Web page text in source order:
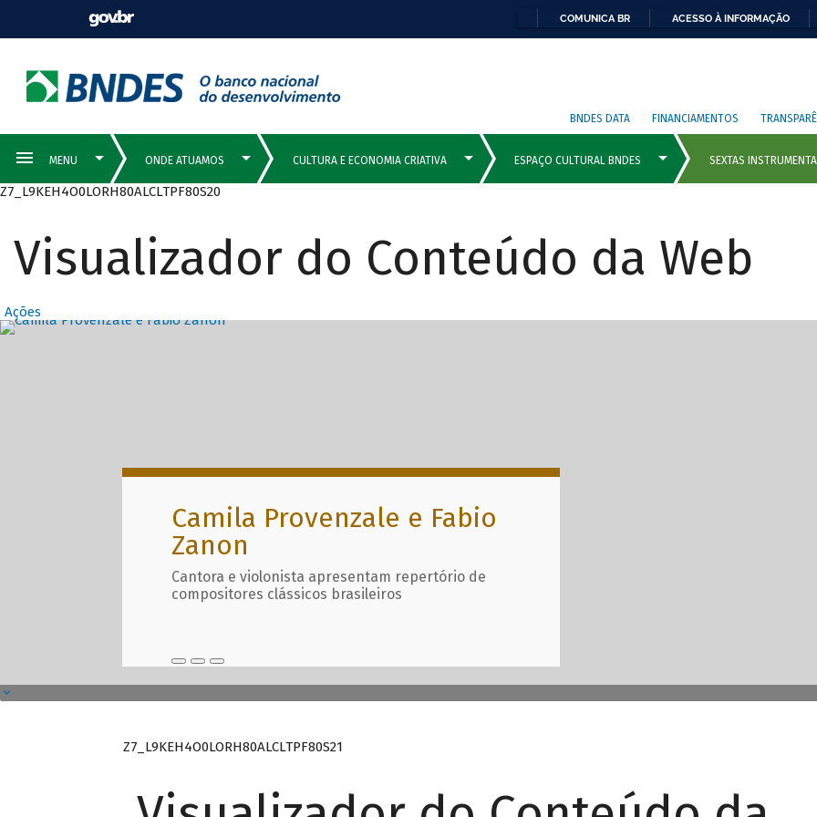
COMUNICA BR ACESSO À INFORMAÇÃO
BNDES DATA FINANCIAMENTOS
Z7_L9KEH4O0LORH80ALCLTPF80S20
Visualizador do Conteúdo da Web
Ações
Destaques Principais com
Camila Provenzale e Fabio
Zanon
Cantora e violonista apresentam repertório de
compositores clássicos brasileiros
Z7_L9KEH4O0LORH80ALCLTPF80S21